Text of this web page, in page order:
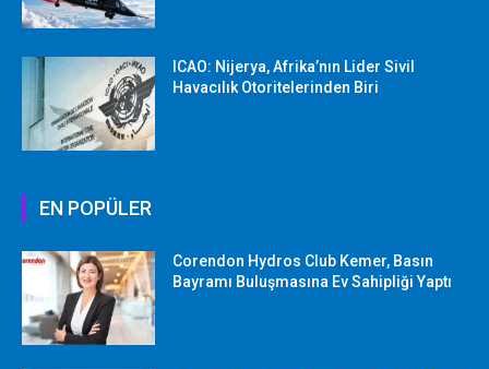
ICAO: Nijerya, Afrika’nın Lider Sivil
Havacılık Otoritelerinden Biri
EN POPÜLER
Corendon Hydros Club Kemer, Basın
Bayramı Buluşmasına Ev Sahipliği Yaptı